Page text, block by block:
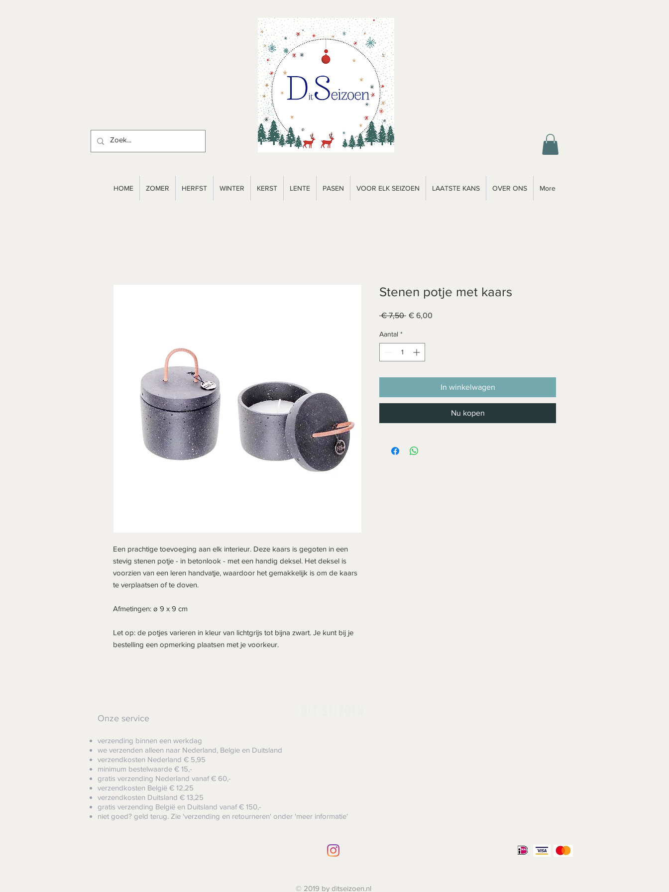
HOME ZOMER HERFST WINTER KERST LENTE PASEN VOOR ELK SEIZOEN LAATSTE KANS OVER ONS More
Een prachtige toevoeging aan elk interieur. Deze kaars is gegoten in een
stevig stenen potje - in betonlook - met een handig deksel. Het deksel is
voorzien van een leren handvatje, waardoor het gemakkelijk is om de kaars
te verplaatsen of te doven.
Afmetingen: ø 9 x 9 cm
Let op: de potjes varieren in kleur van lichtgrijs tot bijna zwart. Je kunt bij je
bestelling een opmerking plaatsen met je voorkeur.
Stenen potje met kaars
€ 7,50 Normale
€ 6,00
Aantal *
In winkelwagen
Nu kopen
Onze service
verzending binnen een werkdag
we verzenden alleen naar Nederland, Belgie en Duitsland
verzendkosten Nederland € 5,95
minimum bestelwaarde € 15,-
gratis verzending Nederland vanaf € 60,-
verzendkosten België € 12,25
verzendkosten Duitsland € 13,25
gratis verzending België en Duitsland vanaf € 150,-
niet goed? geld terug. Zie 'verzending en retourneren' onder 'meer informatie'
© 2019 by ditseizoen.nl